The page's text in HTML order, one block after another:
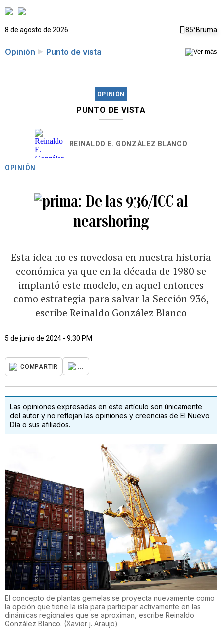
8 de agosto de 2026 85°Bruma
Opinión Punto de vista
OPINIÓN
PUNTO DE VISTA
REINALDO E. GONZÁLEZ BLANCO
OPINIÓN
De las 936/ICC al
nearshoring
Esta idea no es novedosa en nuestra historia
económica ya que en la década de 1980 se
implantó este modelo, en aquel entonces
como estrategia para salvar la Sección 936,
escribe Reinaldo González Blanco
5 de junio de 2024 - 9:30 PM
COMPARTIR ...
Las opiniones expresadas en este artículo son únicamente
del autor y no reflejan las opiniones y creencias de El Nuevo
Día o sus afiliados.
El concepto de plantas gemelas se proyecta nuevamente como
la opción que tiene la isla para participar activamente en las
dinámicas regionales que se aproximan, escribe Reinaldo
González Blanco. (Xavier j. Araujo)